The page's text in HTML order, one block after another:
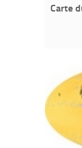
Carte